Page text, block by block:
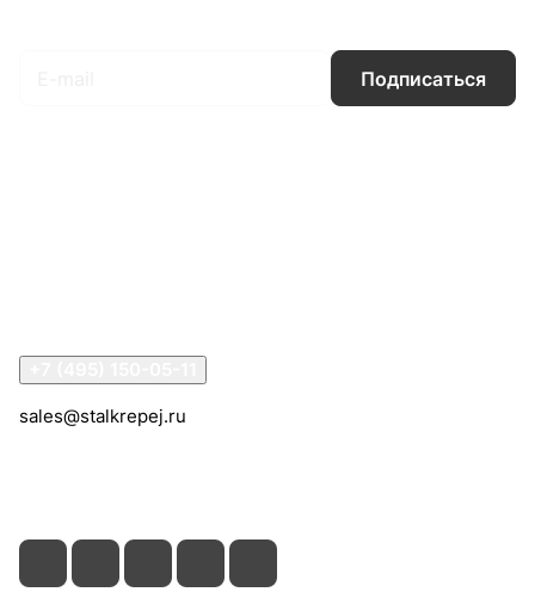
Подписаться
sales@stalkrepej.ru